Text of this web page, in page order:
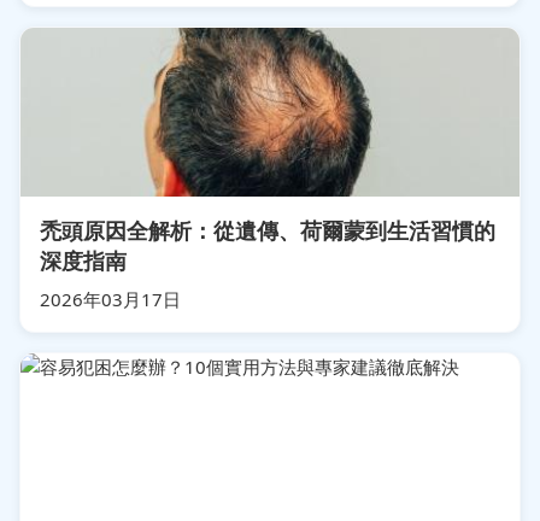
禿頭原因全解析：從遺傳、荷爾蒙到生活習慣的
深度指南
2026年03月17日